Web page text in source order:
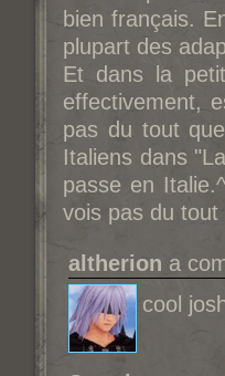
bien français.
plupart des
Et dans la
effectivement,
pas du tout
Italiens dans
passe en
vois pas du
altherion a
cool